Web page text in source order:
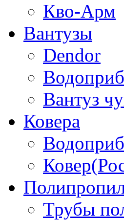
Кво-Арм
Вантузы
Dendor
Вантуз
Ковера
Трубы